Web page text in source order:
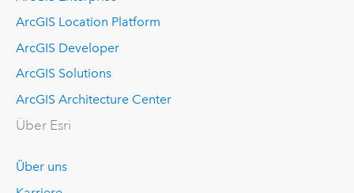
ArcGIS Location Platform
ArcGIS Developer
ArcGIS Solutions
ArcGIS Architecture Center
Über Esri
Über uns